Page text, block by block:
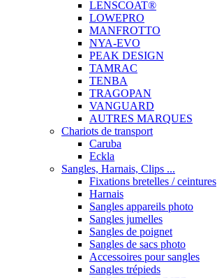
LENSCOAT®
LOWEPRO
MANFROTTO
NYA-EVO
PEAK DESIGN
TAMRAC
TENBA
TRAGOPAN
VANGUARD
AUTRES MARQUES
Chariots de transport
Caruba
Eckla
Sangles, Harnais, Clips ...
Fixations bretelles / ceintures
Harnais
Sangles appareils photo
Sangles jumelles
Sangles de poignet
Sangles de sacs photo
Accessoires pour sangles
Sangles trépieds